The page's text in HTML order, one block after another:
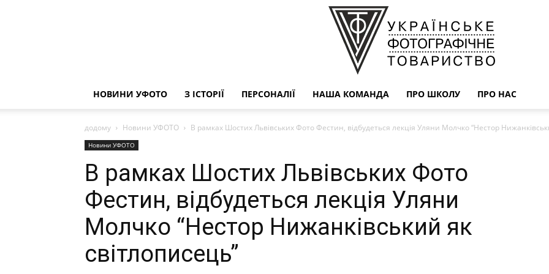
НОВИНИ УФОТО З ІСТОРІЇ ПЕРСОНАЛІЇ НАША КОМАНДА ПРО ШКОЛУ ПРО НАС
додому Новини УФОТО В рамках Шостих Львівських Фото Фестин, відбудеться лекція Уляни Молчко “Нестор
Новини УФОТО
В рамках Шостих Львівських Фото
Фестин, відбудеться лекція Уляни
Молчко “Нестор Нижанківський як
світлописець”